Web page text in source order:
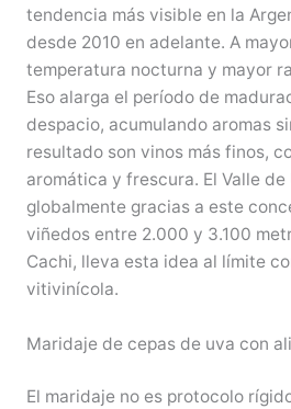
tendencia más visible en la
desde 2010 en adelante. A
temperatura nocturna y mayor
Eso alarga el período de
despacio, acumulando aromas
resultado son vinos más finos,
aromática y frescura. El Valle
globalmente gracias a este
viñedos entre 2.000 y 3.100
Cachi, lleva esta idea al límite
vitivinícola.
Maridaje de cepas de uva con
El maridaje no es protocolo